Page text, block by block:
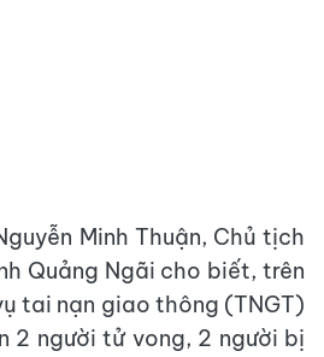
Minh Thuận, Chủ tịch
Quảng Ngãi cho biết, trên
tai nạn giao thông (TNGT)
2 người tử vong, 2 người bị